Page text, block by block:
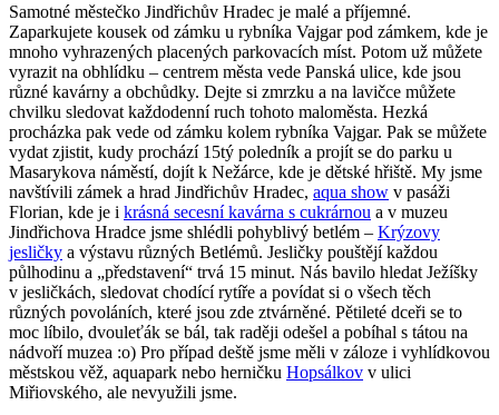
Samotné městečko Jindřichův Hradec je malé a příjemné.
Zaparkujete kousek od zámku u rybníka Vajgar pod zámkem, kde je
mnoho vyhrazených placených parkovacích míst. Potom už můžete
vyrazit na obhlídku – centrem města vede Panská ulice, kde jsou
různé kavárny a obchůdky. Dejte si zmrzku a na lavičce můžete
chvilku sledovat každodenní ruch tohoto maloměsta. Hezká
procházka pak vede od zámku kolem rybníka Vajgar. Pak se můžete
vydat zjistit, kudy prochází 15tý poledník a projít se do parku u
Masarykova náměstí, dojít k Nežárce, kde je dětské hřiště. My jsme
navštívili zámek a hrad Jindřichův Hradec, aqua show v pasáži
Florian, kde je i krásná secesní kavárna s cukrárnou a v muzeu
Jindřichova Hradce jsme shlédli pohyblivý betlém – Krýzovy
jesličky a výstavu různých Betlémů. Jesličky pouštějí každou
půlhodinu a „představení“ trvá 15 minut. Nás bavilo hledat Ježíšky
v jesličkách, sledovat chodící rytíře a povídat si o všech těch
různých povoláních, které jsou zde ztvárněné. Pětileté dceři se to
moc líbilo, dvouleťák se bál, tak raději odešel a pobíhal s tátou na
nádvoří muzea :o) Pro případ deště jsme měli v záloze i vyhlídkovou
městskou věž, aquapark nebo herničku Hopsálkov v ulici
Miřiovského, ale nevyužili jsme.